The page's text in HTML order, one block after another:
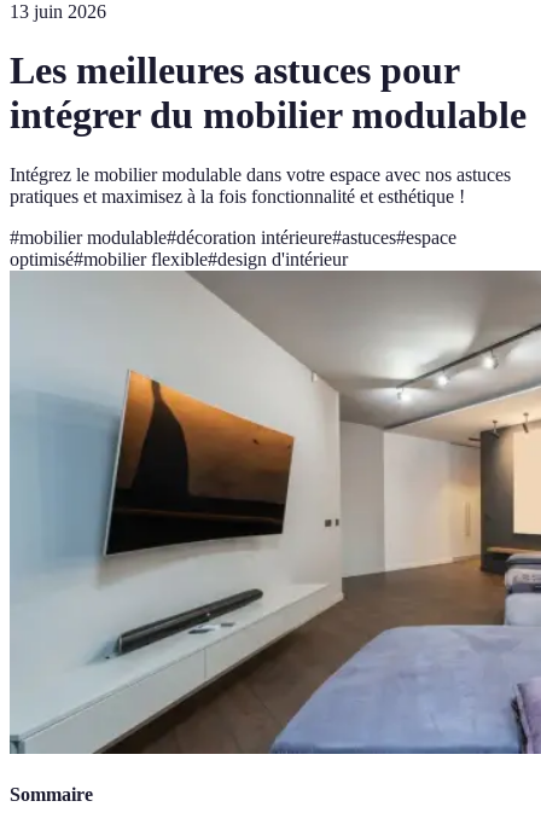
13 juin 2026
Les meilleures astuces pour
intégrer du mobilier modulable
Intégrez le mobilier modulable dans votre espace avec nos astuces
pratiques et maximisez à la fois fonctionnalité et esthétique !
#mobilier modulable#décoration intérieure#astuces#espace
optimisé#mobilier flexible#design d'intérieur
Sommaire